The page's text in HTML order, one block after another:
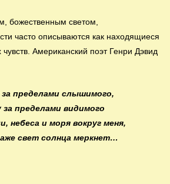
божественным светом,
часто описываются как находящиеся
Американский поэт Генри Дэвид
пределами слышимого,
за пределами видимого
небеса и моря вокруг меня,
свет солнца меркнет…